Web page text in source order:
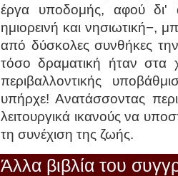
έργα υποδομής, αφού δι'
ημιορεινή και νησιωτική−,
από δύσκολες συνθήκες
τόσο δραματική ήταν στα
περιβαλλοντικής
υπήρχε! Ανατάσσοντας
λειτουργικά ικανούς να
τη συνέχιση της ζωής.
Άλλα βιβλία του